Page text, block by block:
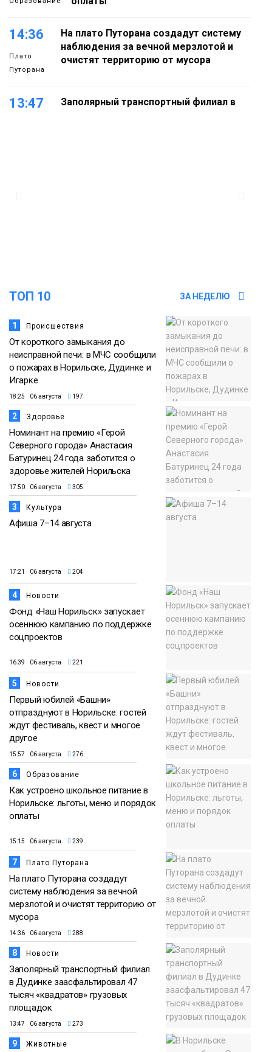
14:36
Плато
Путорана
На плато Путорана создадут систему
наблюдения за вечной мерзлотой и
очистят территорию от мусора
13:47
Заполярный транспортный филиал в
ТОП 10 ЗА НЕДЕЛЮ
1 Происшествия
От короткого замыкания до
неисправной печи: в МЧС сообщили
о пожарах в Норильске, Дудинке и
Игарке
18:25 06 августа 197
2 Здоровье
Номинант на премию «Герой
Северного города» Анастасия
Батуринец 24 года заботится о
здоровье жителей Норильска
17:50 06 августа 305
3 Культура
Афиша 7–14 августа
17:21 06 августа 204
4 Новости
Фонд «Наш Норильск» запускает
осеннюю кампанию по поддержке
соцпроектов
16:39 06 августа 221
5 Новости
Первый юбилей «Башни»
отпразднуют в Норильске: гостей
ждут фестиваль, квест и многое
другое
15:57 06 августа 276
6 Образование
Как устроено школьное питание в
Норильске: льготы, меню и порядок
оплаты
15:15 06 августа 239
7 Плато Путорана
На плато Путорана создадут
систему наблюдения за вечной
мерзлотой и очистят территорию от
мусора
14:36 06 августа 288
8 Новости
Заполярный транспортный филиал
в Дудинке заасфальтировал 47
тысяч «квадратов» грузовых
площадок
13:47 06 августа 273
9 Животные